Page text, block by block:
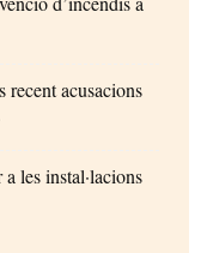
recent acusacions
les instal·lacions